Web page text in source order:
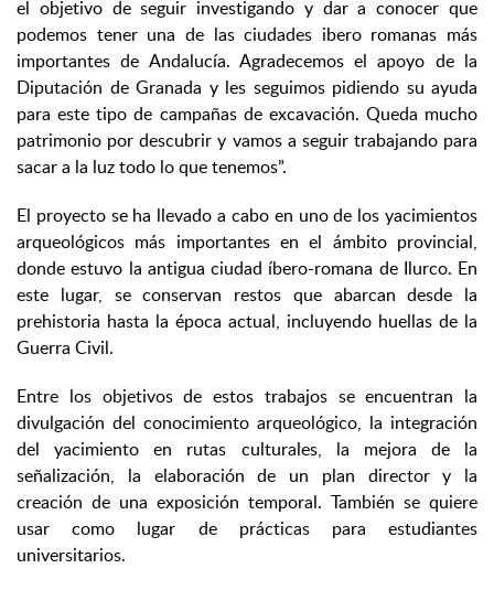
el objetivo de seguir investigando y dar a conocer que
podemos tener una de las ciudades ibero romanas más
importantes de Andalucía. Agradecemos el apoyo de la
Diputación de Granada y les seguimos pidiendo su ayuda
para este tipo de campañas de excavación. Queda mucho
patrimonio por descubrir y vamos a seguir trabajando para
sacar a la luz todo lo que tenemos”.
El proyecto se ha llevado a cabo en uno de los yacimientos
arqueológicos más importantes en el ámbito provincial,
donde estuvo la antigua ciudad íbero-romana de Ilurco. En
este lugar, se conservan restos que abarcan desde la
prehistoria hasta la época actual, incluyendo huellas de la
Guerra Civil.
Entre los objetivos de estos trabajos se encuentran la
divulgación del conocimiento arqueológico, la integración
del yacimiento en rutas culturales, la mejora de la
señalización, la elaboración de un plan director y la
creación de una exposición temporal. También se quiere
usar como lugar de prácticas para estudiantes
universitarios.